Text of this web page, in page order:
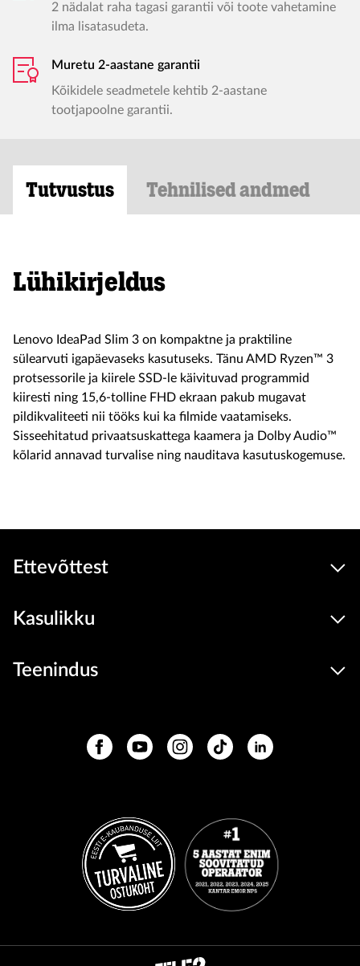
2 nädalat raha tagasi garantii või toote vahetamine
ilma lisatasudeta.
Muretu 2-aastane garantii
Kõikidele seadmetele kehtib 2-aastane
tootjapoolne garantii.
Tutvustus Tehnilised andmed
Lühikirjeldus
Lenovo IdeaPad Slim 3 on kompaktne ja praktiline
sülearvuti igapäevaseks kasutuseks. Tänu AMD Ryzen™ 3
protsessorile ja kiirele SSD-le käivituvad programmid
kiiresti ning 15,6-tolline FHD ekraan pakub mugavat
pildikvaliteeti nii tööks kui ka filmide vaatamiseks.
Sisseehitatud privaatsuskattega kaamera ja Dolby Audio™
kõlarid annavad turvalise ning nauditava kasutuskogemuse.
Ettevõttest
Kasulikku
Teenindus